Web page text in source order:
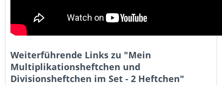
Weiterführende Links zu "Mein
Multiplikationsheftchen und
Divisionsheftchen im Set - 2 Heftchen"